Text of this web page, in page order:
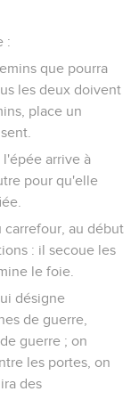
:
que pourra
les deux doivent
place un
arrive à
pour qu'elle
carrefour, au début
: il secoue les
le foie.
désigne
de guerre,
guerre ; on
les portes, on
des